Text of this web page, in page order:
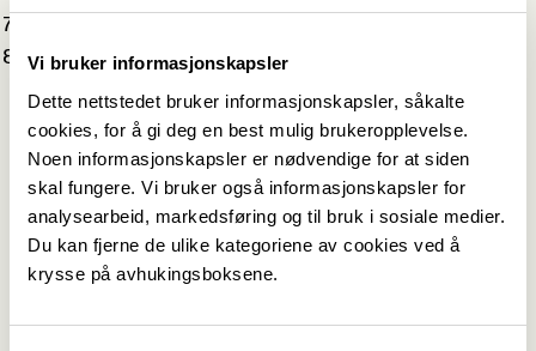
Vi bruker informasjonskapsler
Dette nettstedet bruker informasjonskapsler, såkalte
cookies, for å gi deg en best mulig brukeropplevelse.
Noen informasjonskapsler er nødvendige for at siden
skal fungere. Vi bruker også informasjonskapsler for
analysearbeid, markedsføring og til bruk i sosiale medier.
Du kan fjerne de ulike kategoriene av cookies ved å
krysse på avhukingsboksene.
Valg
Vedlegg
Sak 3 Årsberetning 2024.pdf
Sak 4 og 7 Økonomi.pdf
Sak 5 Handlingsplan 2025-2027.pdf